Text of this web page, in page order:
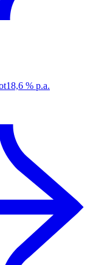
18,6 % p.a.